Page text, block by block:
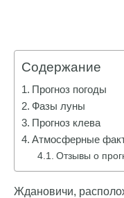
Содержание
Прогноз погоды
Фазы луны
Прогноз клева
Атмосферные
Отзывы о
Ждановичи,